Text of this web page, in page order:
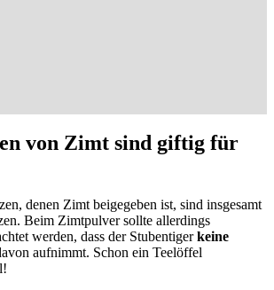
von Zimt sind giftig für
denen Zimt beigegeben ist, sind insgesamt
Beim Zimtpulver sollte allerdings
werden, dass der Stubentigerkeine
aufnimmt. Schon ein Teelöffel